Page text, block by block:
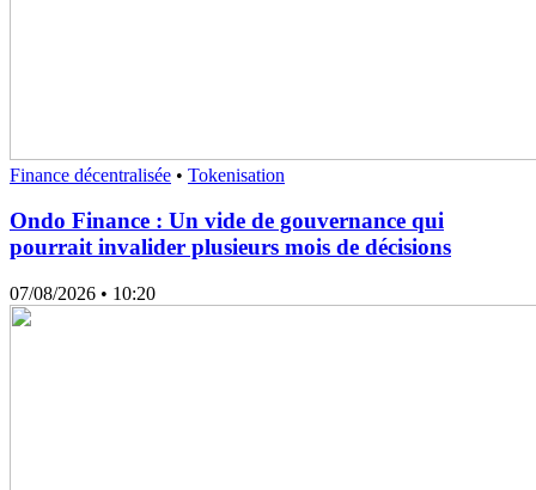
Finance décentralisée • Tokenisation
Ondo Finance : Un vide de gouvernance qui
pourrait invalider plusieurs mois de décisions
07/08/2026 • 10:20